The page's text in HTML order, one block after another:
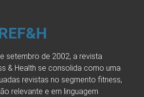
setembro de 2002, a revista
& Health se consolida como uma
revistas no segmento fitness,
relevante e em linguagem